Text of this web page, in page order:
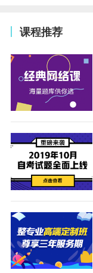
课程推荐